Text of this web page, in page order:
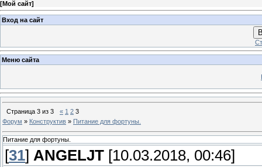
[Мой сайт]
Вход на сайт
Меню сайта
Страница 3 из 3 « 1 2 3
Форум » Конструктив » Питание для фортуны.
Питание для фортуны.
[31] ANGELJT [10.03.2018, 00:46]